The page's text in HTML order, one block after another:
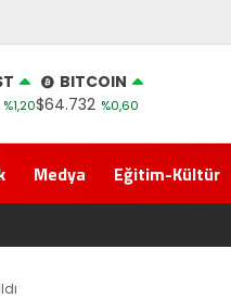
%1,20
BITCOIN
$64.732 %0,60
Medya Eğitim-Kültür
bir başlangıç için